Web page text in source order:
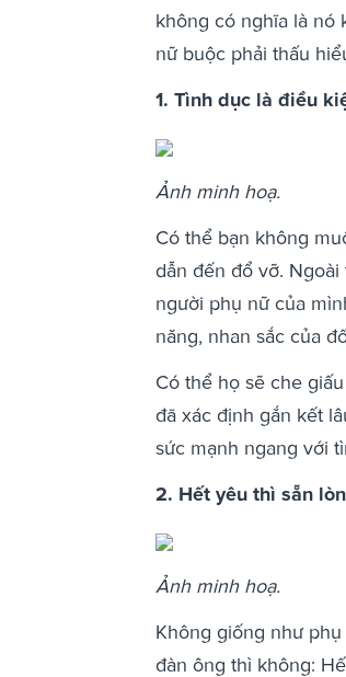
không có nghĩa là nó
nữ buộc phải thấu
1. Tình dục là điều
Ảnh minh hoạ.
Có thể bạn không
dẫn đến đổ vỡ.
người phụ nữ của
năng, nhan sắc của
Có thể họ sẽ che
đã xác định gắn kết
sức mạnh ngang với
2. Hết yêu thì sẵn
Ảnh minh hoạ.
Không giống như
đàn ông thì không: